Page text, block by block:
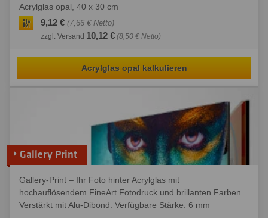
Acrylglas opal, 40 x 30 cm
9,12 € (7,66 € Netto)
zzgl. Versand 10,12 € (8,50 € Netto)
Acrylglas opal kalkulieren
Gallery Print
Gallery-Print – Ihr Foto hinter Acrylglas mit
hochauflösendem FineArt Fotodruck und brillanten Farben.
Verstärkt mit Alu-Dibond. Verfügbare Stärke: 6 mm